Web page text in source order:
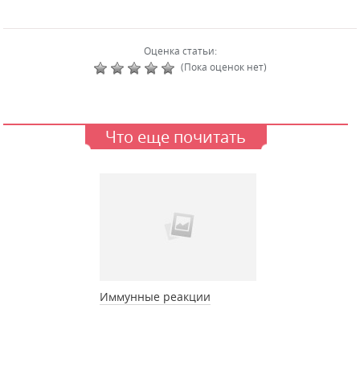
Оценка статьи:
(Пока оценок нет)
Что еще почитать
Иммунные реакции